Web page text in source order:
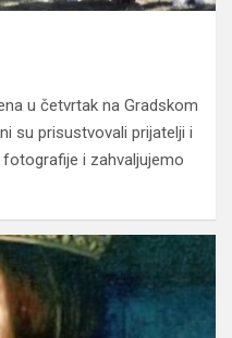
u četvrtak na Gradskom
su prisustvovali prijatelji i
i zahvaljujemo